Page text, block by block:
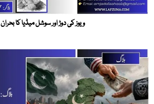
ویوز کی دوڑ اور سوشل میڈیا کا بحران